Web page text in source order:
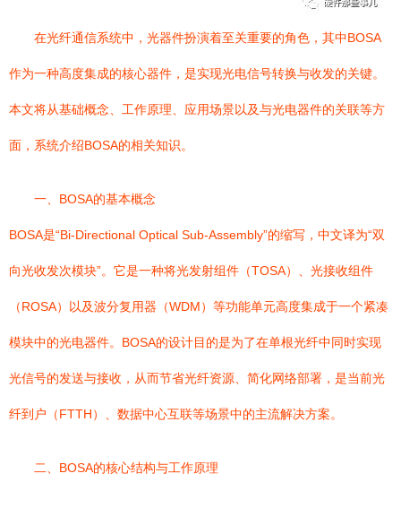
在光纤通信系统中，光器件扮演着至关重要的角色，其中BOSA
作为一种高度集成的核心器件，是实现光电信号转换与收发的关键。
本文将从基础概念、工作原理、应用场景以及与光电器件的关联等方
面，系统介绍BOSA的相关知识。
一、BOSA的基本概念
BOSA是“Bi-Directional Optical Sub-Assembly”的缩写，中文译为“双
向光收发次模块”。它是一种将光发射组件（TOSA）、光接收组件
（ROSA）以及波分复用器（WDM）等功能单元高度集成于一个紧凑
模块中的光电器件。BOSA的设计目的是为了在单根光纤中同时实现
光信号的发送与接收，从而节省光纤资源、简化网络部署，是当前光
纤到户（FTTH）、数据中心互联等场景中的主流解决方案。
二、BOSA的核心结构与工作原理